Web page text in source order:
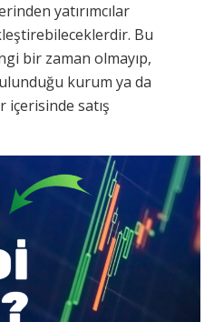
yatırımcılar
Bu
bir zaman olmayıp,
kurum ya da
içerisinde satış